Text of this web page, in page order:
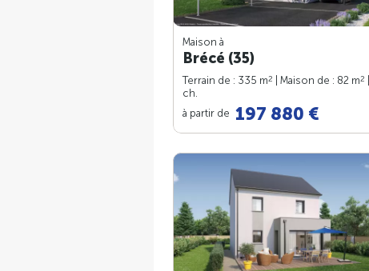
Maison à
Brécé (35)
Terrain de : 335 m2 | Maison de : 82 m2
ch.
à partir de 197 880 €